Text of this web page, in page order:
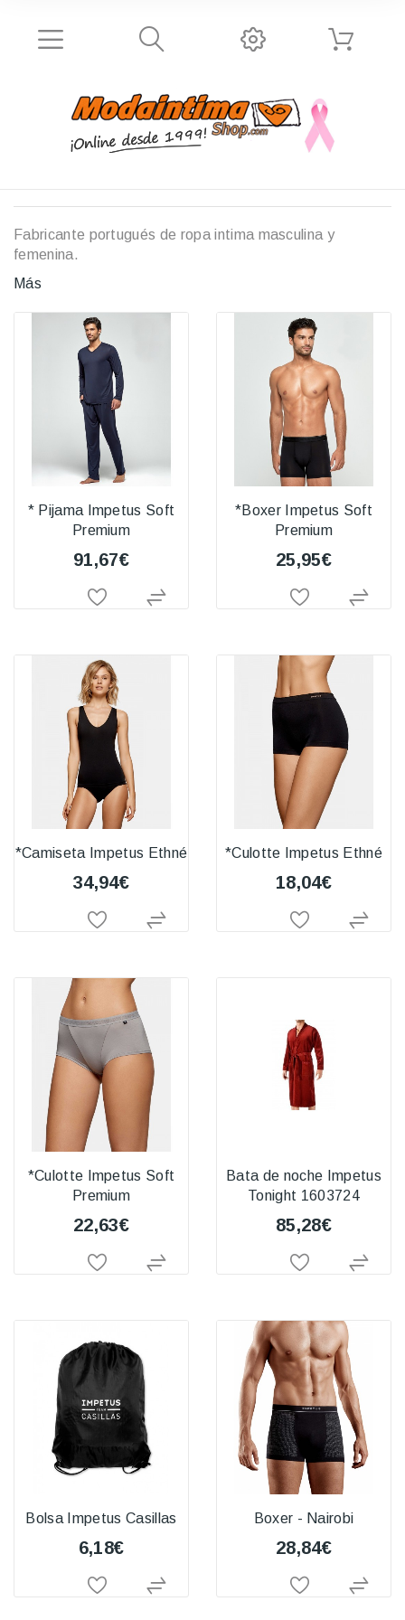
Fabricante portugués de ropa intima masculina y
femenina.
Más
* Pijama Impetus Soft
Premium
91,67€
*Boxer Impetus Soft
Premium
25,95€
*Camiseta Impetus Ethné
34,94€
*Culotte Impetus Ethné
18,04€
*Culotte Impetus Soft
Premium
22,63€
Bata de noche Impetus
Tonight 1603724
85,28€
Bolsa Impetus Casillas
6,18€
Boxer - Nairobi
28,84€